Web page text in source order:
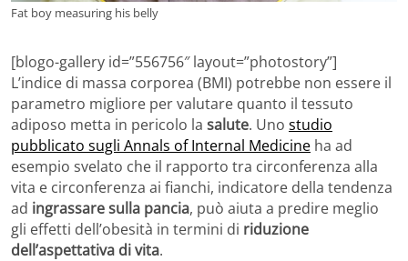
Fat boy measuring his belly
[blogo-gallery id=”556756″ layout=”photostory”]
L’indice di massa corporea (BMI) potrebbe non essere il
parametro migliore per valutare quanto il tessuto
adiposo metta in pericolo la salute. Uno studio
pubblicato sugli Annals of Internal Medicine ha ad
esempio svelato che il rapporto tra circonferenza alla
vita e circonferenza ai fianchi, indicatore della tendenza
ad ingrassare sulla pancia, può aiuta a predire meglio
gli effetti dell’obesità in termini di riduzione
dell’aspettativa di vita.